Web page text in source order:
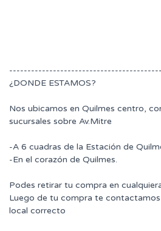
¿DONDE ESTAMOS?
Nos ubicamos en Quilmes centro,
sucursales sobre Av.Mitre
-A 6 cuadras de la Estación de
-En el corazón de Quilmes.
Podes retirar tu compra en
Luego de tu compra te
local correcto